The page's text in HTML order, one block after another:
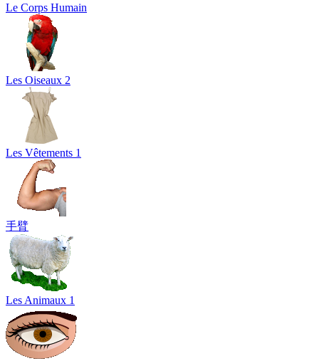
Le Corps Humain
Les Oiseaux 2
Les Vêtements 1
手臂
Les Animaux 1